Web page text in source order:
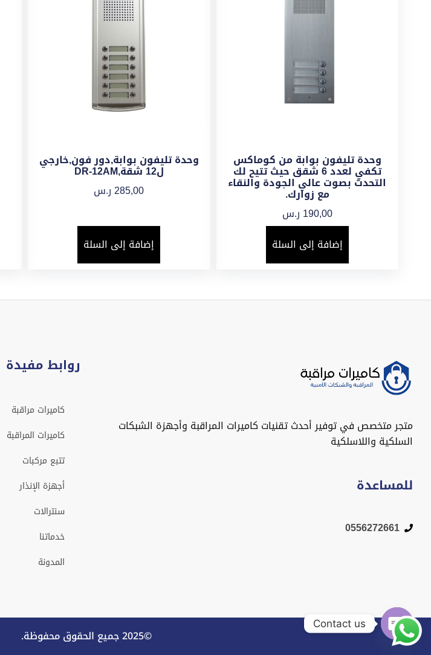
وحدة تليفون بوابة من كوماكس
تكفي لعدد 6 شقق حيث تتيح لك
التحدث بصوت عالي الجودة والنقاء
مع زوارك.
190,00 ر.س
إضافة إلى السلة
وحدة تليفون بوابة,دور فون,خارجي
ل12 شقة,DR-12AM
285,00 ر.س
إضافة إلى السلة
متجر متخصص في توفير أحدث تقنيات كاميرات المراقبة وأجهزة الشبكات
السلكية واللاسلكية
للمساعدة
0556272661
روابط مفيدة
كاميرات مراقبة
كاميرات المراقبة
تتبع مركبات
أجهزة الإنذار
سنترالات
خدماتنا
المدونة
©2025 جميع الحقوق محفوظة.
Contact us
Open chaty